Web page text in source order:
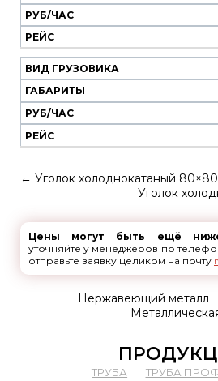
РУБ/ЧАС
РЕЙС
ВИД ГРУЗОВИКА
ГАБАРИТЫ
РУБ/ЧАС
РЕЙС
← Уголок холоднокатаный
Уголок
Цены могут быть ещё
уточняйте у менеджеров по
отправьте заявку целиком на почту
Нержавеющий металл
ТРУБА
ТРУБА